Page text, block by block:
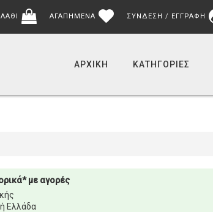
ΑΓΑΠΗΜΕΝΑ ΣΥΝΔΕΣΗ / ΕΓΓΡΑΦΗ
ΑΡΧΙΚΉ ΚΑΤΗΓΟΡΙΕΣ
με αγορές
Ελλάδα